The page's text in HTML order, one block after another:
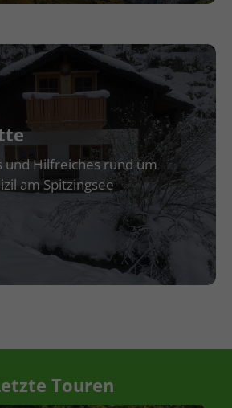
und Hilfreiches rund um
am Spitzingsee
Touren